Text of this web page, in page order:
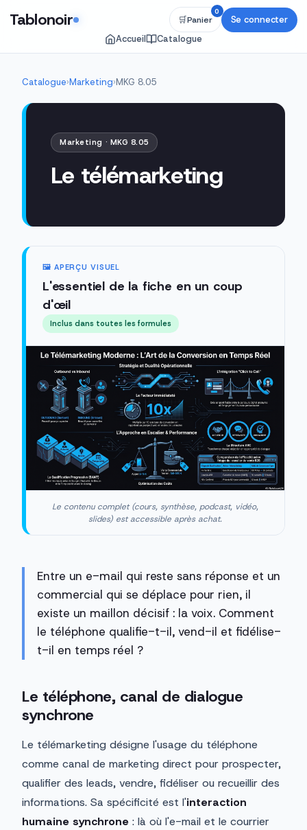
Tablonoir
Accueil Catalogue
🛒Panier
0
Se connecter
Catalogue›Marketing›MKG 8.05
Marketing · MKG 8.05
Le télémarketing
🖼️ APERÇU VISUEL
L'essentiel de la fiche en un coup
d'œil
Inclus dans toutes les formules
Le contenu complet (cours, synthèse, podcast, vidéo,
slides) est accessible après achat.
Entre un e-mail qui reste sans réponse et un
commercial qui se déplace pour rien, il
existe un maillon décisif : la voix. Comment
le téléphone qualifie-t-il, vend-il et fidélise-
t-il en temps réel ?
Le téléphone, canal de dialogue
synchrone
Le télémarketing désigne l'usage du téléphone
comme canal de marketing direct pour prospecter,
qualifier des leads, vendre, fidéliser ou recueillir des
informations. Sa spécificité est l'interaction
humaine synchrone : là où l'e-mail et le courrier